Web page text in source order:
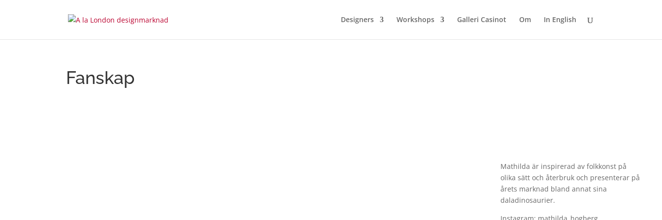
Designers Workshops Galleri Casinot Om In English
Fanskap
Mathilda är inspirerad av folkkonst på
olika sätt och återbruk och presenterar på
årets marknad bland annat sina
daladinosaurier.
Instagram: mathilda_hogberg​